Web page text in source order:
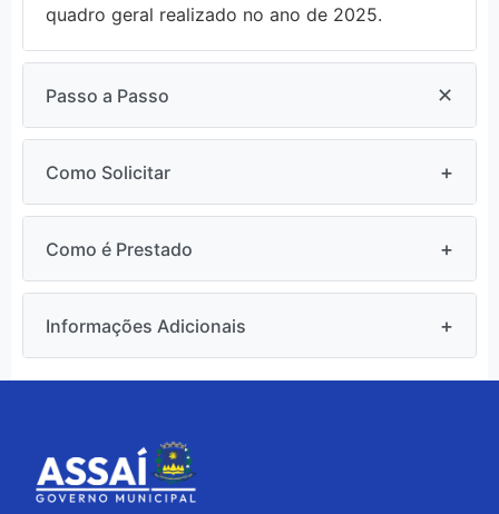
quadro geral realizado no ano de 2025.
Passo a Passo ✕
1. Acesse o link do concurso 2025.
2. Consulte os atos, retificações e resultados
para verificação detalhada.
Como Solicitar +
Consulta pública no repositório de atos
Como é Prestado +
Online Web
https://transparencia.betha.cloud/#/yyGw8hIiYdv6bs-
Informações Adicionais +